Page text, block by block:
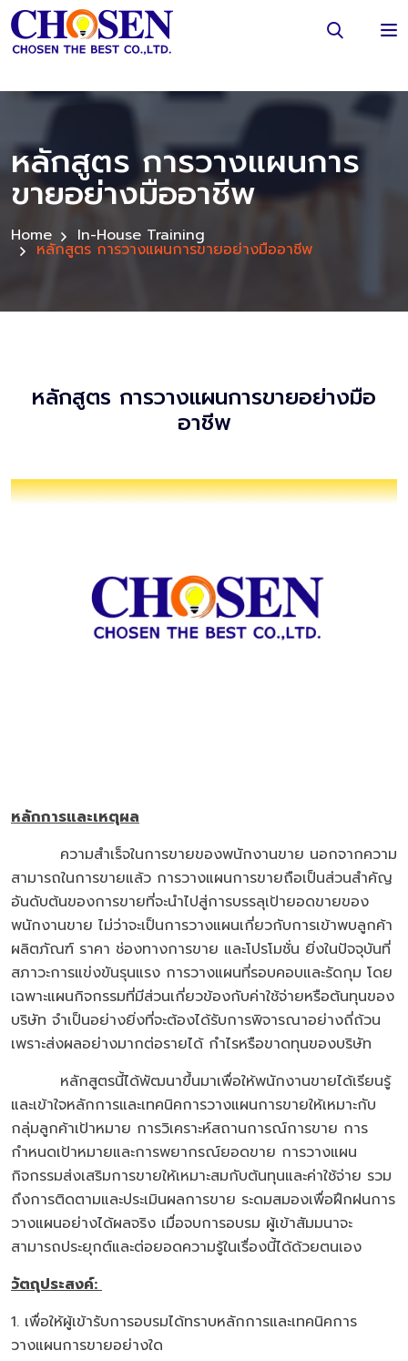
หลักสูตร การวางแผนการ
ขายอย่างมืออาชีพ
Home In-House Training
หลักสูตร การวางแผนการขายอย่างมืออาชีพ
หลักสูตร การวางแผนการขายอย่างมือ
อาชีพ
หลักการและเหตุผล
ความสำเร็จในการขายของพนักงานขาย นอกจากความ
สามารถในการขายแล้ว การวางแผนการขายถือเป็นส่วนสำคัญ
อันดับต้นของการขายที่จะนำไปสู่การบรรลุเป้ายอดขายของ
พนักงานขาย ไม่ว่าจะเป็นการวางแผนเกี่ยวกับการเข้าพบลูกค้า
ผลิตภัณฑ์ ราคา ช่องทางการขาย และโปรโมชั่น ยิ่งในปัจจุบันที่
สภาวะการแข่งขันรุนแรง การวางแผนที่รอบคอบและรัดกุม โดย
เฉพาะแผนกิจกรรมที่มีส่วนเกี่ยวข้องกับค่าใช้จ่ายหรือต้นทุนของ
บริษัท จำเป็นอย่างยิ่งที่จะต้องได้รับการพิจารณาอย่างถี่ถ้วน
เพราะส่งผลอย่างมากต่อรายได้ กำไรหรือขาดทุนของบริษัท
หลักสูตรนี้ได้พัฒนาขึ้นมาเพื่อให้พนักงานขายได้เรียนรู้
และเข้าใจหลักการและเทคนิคการวางแผนการขายให้เหมาะกับ
กลุ่มลูกค้าเป้าหมาย การวิเคราะห์สถานการณ์การขาย การ
กำหนดเป้าหมายและการพยากรณ์ยอดขาย การวางแผน
กิจกรรมส่งเสริมการขายให้เหมาะสมกับต้นทุนและค่าใช้จ่าย รวม
ถึงการติดตามและประเมินผลการขาย ระดมสมองเพื่อฝึกฝนการ
วางแผนอย่างได้ผลจริง เมื่อจบการอบรม ผู้เข้าสัมมนาจะ
สามารถประยุกต์และต่อยอดความรู้ในเรื่องนี้ได้ด้วยตนเอง
วัตถุประสงค์:
1. เพื่อให้ผู้เข้ารับการอบรมได้ทราบหลักการและเทคนิคการ
วางแผนการขายอย่างใด